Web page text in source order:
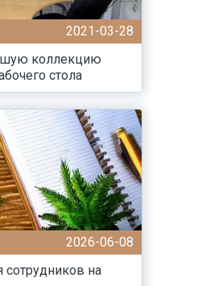
2021-03-28
коллекцию
стола
2026-06-08
сотрудников на